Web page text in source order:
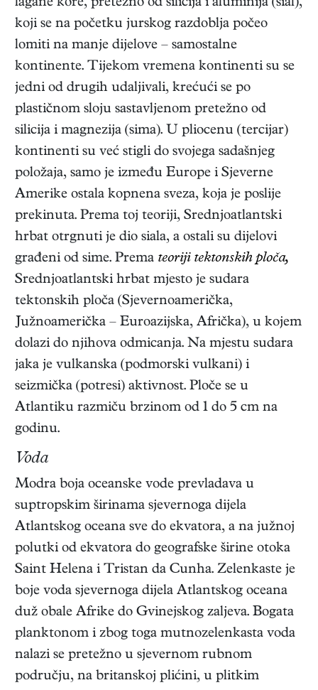
lagane kore, pretežno od silicija i aluminija (sial),
koji se na početku jurskog razdoblja počeo
lomiti na manje dijelove – samostalne
kontinente. Tijekom vremena kontinenti su se
jedni od drugih udaljivali, krećući se po
plastičnom sloju sastavljenom pretežno od
silicija i magnezija (sima). U pliocenu (tercijar)
kontinenti su već stigli do svojega sadašnjeg
položaja, samo je između Europe i Sjeverne
Amerike ostala kopnena sveza, koja je poslije
prekinuta. Prema toj teoriji, Srednjoatlantski
hrbat otrgnuti je dio siala, a ostali su dijelovi
građeni od sime. Prema teoriji tektonskih ploča,
Srednjoatlantski hrbat mjesto je sudara
tektonskih ploča (Sjevernoamerička,
Južnoamerička – Euroazijska, Afrička), u kojem
dolazi do njihova odmicanja. Na mjestu sudara
jaka je vulkanska (podmorski vulkani) i
seizmička (potresi) aktivnost. Ploče se u
Atlantiku razmiču brzinom od 1 do 5 cm na
godinu.
Voda
Modra boja oceanske vode prevladava u
suptropskim širinama sjevernoga dijela
Atlantskog oceana sve do ekvatora, a na južnoj
polutki od ekvatora do geografske širine otoka
Saint Helena i Tristan da Cunha. Zelenkaste je
boje voda sjevernoga dijela Atlantskog oceana
duž obale Afrike do Gvinejskog zaljeva. Bogata
planktonom i zbog toga mutnozelenkasta voda
nalazi se pretežno u sjevernom rubnom
području, na britanskoj plićini, u plitkim